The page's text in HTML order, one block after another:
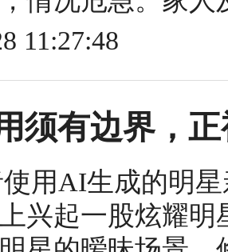
11:27:48
须有边界，
用AI生成的明
兴起一股炫耀